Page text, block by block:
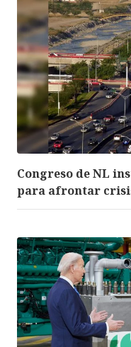
Congreso de NL
para afrontar